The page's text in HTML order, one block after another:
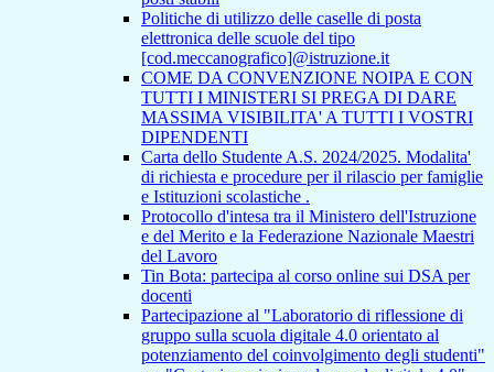
Politiche di utilizzo delle caselle di posta
elettronica delle scuole del tipo
[cod.meccanografico]@istruzione.it
COME DA CONVENZIONE NOIPA E CON
TUTTI I MINISTERI SI PREGA DI DARE
MASSIMA VISIBILITA' A TUTTI I VOSTRI
DIPENDENTI
Carta dello Studente A.S. 2024/2025. Modalita'
di richiesta e procedure per il rilascio per famiglie
e Istituzioni scolastiche .
Protocollo d'intesa tra il Ministero dell'Istruzione
e del Merito e la Federazione Nazionale Maestri
del Lavoro
Tin Bota: partecipa al corso online sui DSA per
docenti
Partecipazione al "Laboratorio di riflessione di
gruppo sulla scuola digitale 4.0 orientato al
potenziamento del coinvolgimento degli studenti"